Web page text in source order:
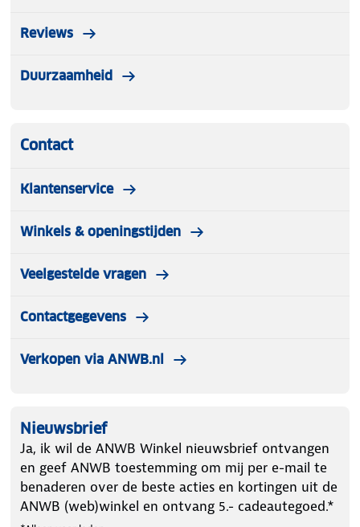
Reviews
Duurzaamheid
Contact
Klantenservice
Winkels & openingstijden
Veelgestelde vragen
Contactgegevens
Verkopen via ANWB.nl
Nieuwsbrief
Ja, ik wil de ANWB Winkel nieuwsbrief ontvangen
en geef ANWB toestemming om mij per e-mail te
benaderen over de beste acties en kortingen uit de
ANWB (web)winkel en ontvang 5.- cadeautegoed.*